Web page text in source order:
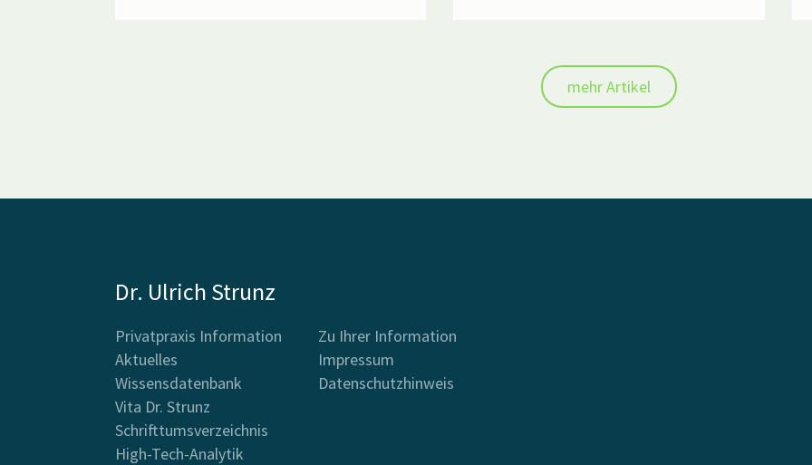
mehr Artikel
Dr. Ulrich Strunz
Privatpraxis Information
Aktuelles
Wissensdatenbank
Vita Dr. Strunz
Schrifttumsverzeichnis
High-Tech-Analytik
Zu Ihrer Information
Impressum
Datenschutzhinweis